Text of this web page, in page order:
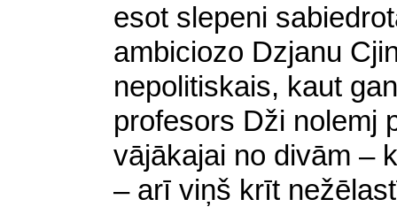
esot slepeni
ambiciozo Dzjanu
nepolitiskais, kaut
profesors Dži nolemj
vājākajai no divām –
– arī viņš krīt